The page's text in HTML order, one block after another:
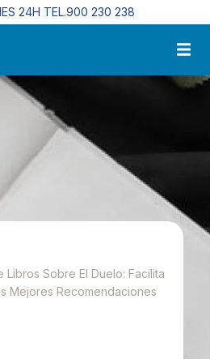
Pasar al contenido principal
24H TEL.900 230 238
Libros Sobre El Duelo: Facilita
Mejores Recomendaciones